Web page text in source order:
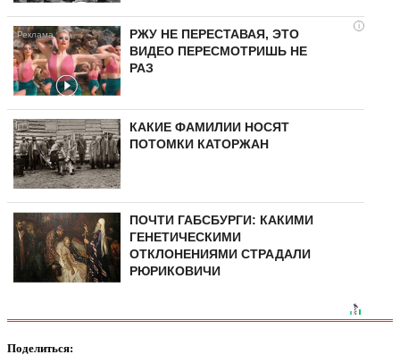
i
РЖУ НЕ ПЕРЕСТАВАЯ, ЭТО
ВИДЕО ПЕРЕСМОТРИШЬ НЕ
РАЗ
КАКИЕ ФАМИЛИИ НОСЯТ
ПОТОМКИ КАТОРЖАН
ПОЧТИ ГАБСБУРГИ: КАКИМИ
ГЕНЕТИЧЕСКИМИ
ОТКЛОНЕНИЯМИ СТРАДАЛИ
РЮРИКОВИЧИ
Поделиться: